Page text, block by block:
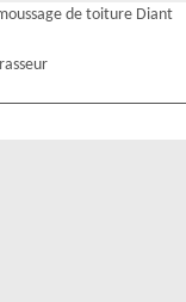
de toiture Diant